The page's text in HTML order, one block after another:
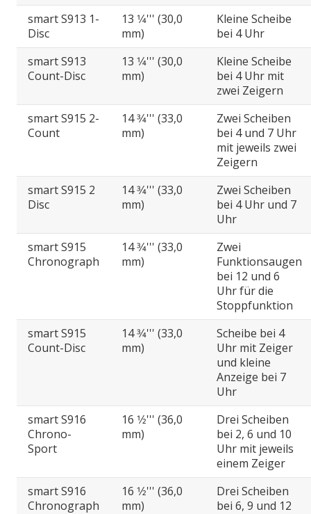
smart S913 1-
Disc
13 1⁄4''' (30,0
mm)
Kleine Scheibe
bei 4 Uhr
smart S913
Count-Disc
13 1⁄4''' (30,0
mm)
Kleine Scheibe
bei 4 Uhr mit
zwei Zeigern
smart S915 2-
Count
14 3⁄4''' (33,0
mm)
Zwei Scheiben
bei 4 und 7 Uhr
mit jeweils zwei
Zeigern
smart S915 2
Disc
14 3⁄4''' (33,0
mm)
Zwei Scheiben
bei 4 Uhr und 7
Uhr
smart S915
Chronograph
14 3⁄4''' (33,0
mm)
Zwei
Funktionsaugen
bei 12 und 6
Uhr für die
Stoppfunktion
smart S915
Count-Disc
14 3⁄4''' (33,0
mm)
Scheibe bei 4
Uhr mit Zeiger
und kleine
Anzeige bei 7
Uhr
smart S916
Chrono-
Sport
16 1⁄2''' (36,0
mm)
Drei Scheiben
bei 2, 6 und 10
Uhr mit jeweils
einem Zeiger
smart S916
Chronograph
16 1⁄2''' (36,0
mm)
Drei Scheiben
bei 6, 9 und 12